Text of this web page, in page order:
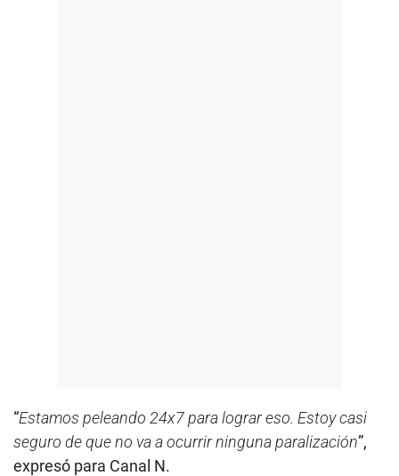
“Estamos peleando 24x7 para lograr eso. Estoy casi
seguro de que no va a ocurrir ninguna paralización”,
expresó para Canal N.